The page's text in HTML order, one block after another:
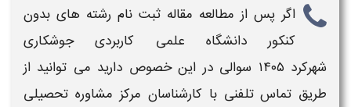
اگر پس از مطالعه مقاله ثبت نام رشته های بدون
کنکور دانشگاه علمی کاربردی جوشکاری
شهرکرد ۱۴۰۵
سوالی در این خصوص دارید می توانید از
طریق تماس تلفنی با کارشناسان مرکز مشاوره تحصیلی